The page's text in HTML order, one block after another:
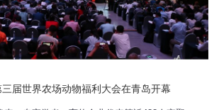
世界农场动物福利大会在青岛开幕